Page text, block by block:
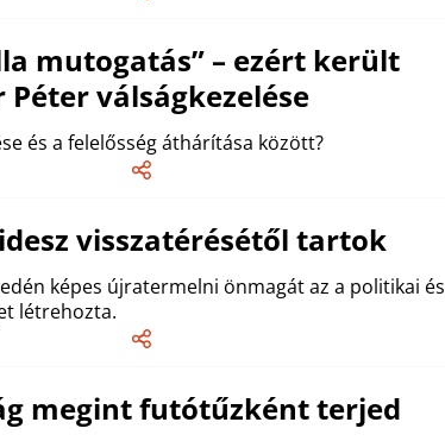
mutogatás” – ezért került
válságkezelése
és a felelősség áthárítása között?
visszatérésétől tartok
képes újratermelni önmagát az a politikai és
létrehozta.
megint futótűzként terjed